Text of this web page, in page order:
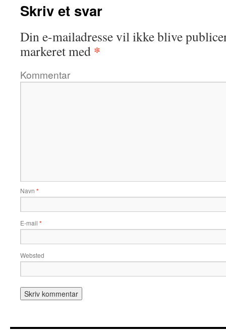
Skriv et svar
Din e-mailadresse vil ikke blive
markeret med *
Kommentar
Navn *
E-mail *
Websted